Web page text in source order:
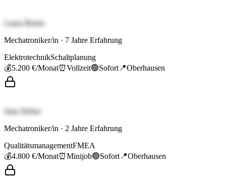
Laura Braun
Mechatroniker/in · 7 Jahre Erfahrung
ElektrotechnikSchaltplanung
💰5.200 €/Monat⏰Vollzeit🟢Sofort 📍Oberhausen
Jana Weber
Mechatroniker/in · 2 Jahre Erfahrung
QualitätsmanagementFMEA
💰4.800 €/Monat⏰Minijob🟢Sofort 📍Oberhausen